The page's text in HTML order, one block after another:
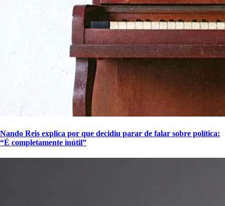
Nando Reis explica por que decidiu parar de falar sobre política:
“É completamente inútil”